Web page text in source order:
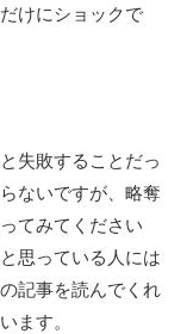
けにショックで
失敗することだっ
ないですが、略奪
てみてください
思っている人には
記事を読んでくれ
ます。